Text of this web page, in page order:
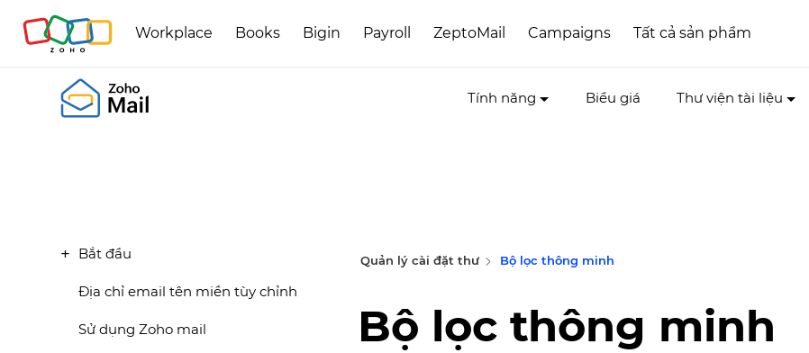
Workplace Books Bigin Payroll ZeptoMail Campaigns Tất cả sản phẩm
Tính năng Biểu giá Thư viện tài liệu
Bắt đầu
Địa chỉ email tên miền tùy chỉnh
Sử dụng Zoho mail
Quản lý cài đặt thư Bộ lọc thông minh
Bộ lọc thông minh